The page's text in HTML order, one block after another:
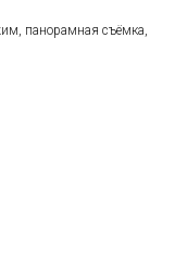
панорамная съёмка,